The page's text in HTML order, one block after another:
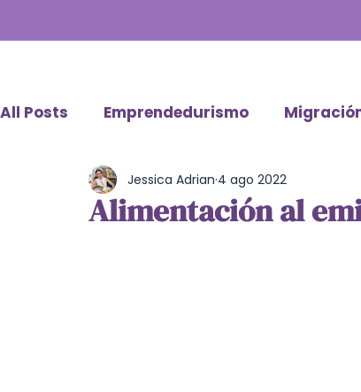
All Posts Emprendedurismo
Cultura y Entretenimiento Burocracia
Alimentación al
Jessica Adrian 4 ago 2022